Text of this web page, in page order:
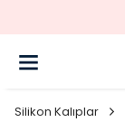
Silikon Kalıplar